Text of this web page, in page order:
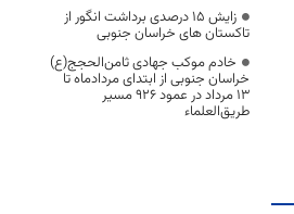
زایش ۱۵ درصدی برداشت انگور از
تاکستان های خراسان جنوبی
خادم موکب جهادی ثامن‌الحجج(ع)
خراسان جنوبی از ابتدای مردادماه تا
۱۳ مرداد در عمود ۹۲۶ مسیر
طریق‌العلماء